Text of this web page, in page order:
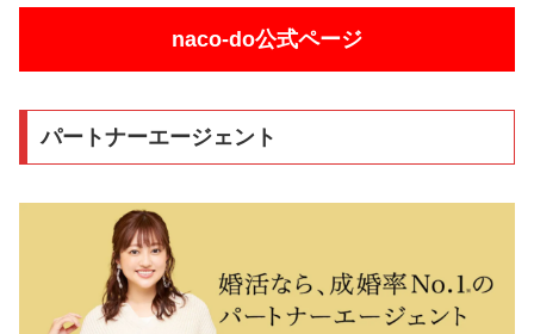
naco-do公式ページ
パートナーエージェント